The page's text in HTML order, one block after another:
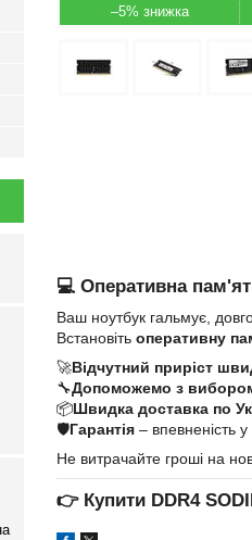
–5%
💻 Оперативна
Ваш ноутбук гальмує,
Встановіть оперативну
🚀Відчутний приріст
🔧Допоможемо з
📦Швидка доставка по
🛡Гарантія – впевненість у
Не витрачайте гроші на
👉 Купити DDR4